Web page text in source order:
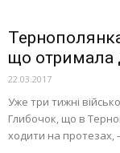
що отримала
22.03.2017
Уже три тижні
Глибочок, що в
ходити на протезах,